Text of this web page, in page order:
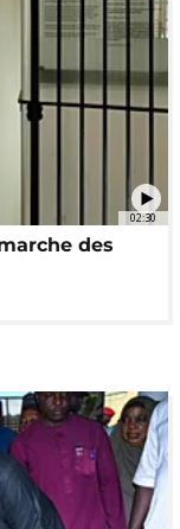
02:30
des